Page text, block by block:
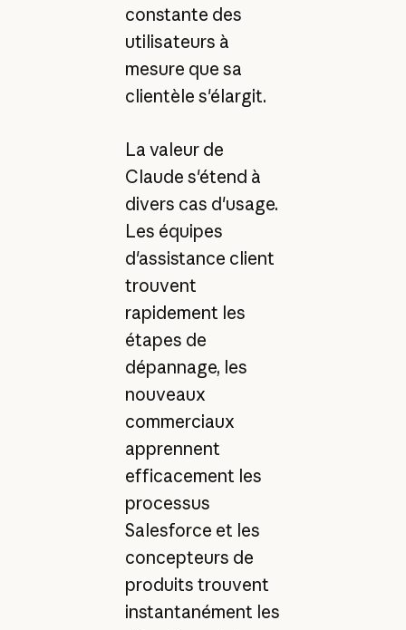
constante des
utilisateurs à
mesure que sa
clientèle s'élargit.
La valeur de
Claude s'étend à
divers cas d'usage.
Les équipes
d'assistance client
trouvent
rapidement les
étapes de
dépannage, les
nouveaux
commerciaux
apprennent
efficacement les
processus
Salesforce et les
concepteurs de
produits trouvent
instantanément les